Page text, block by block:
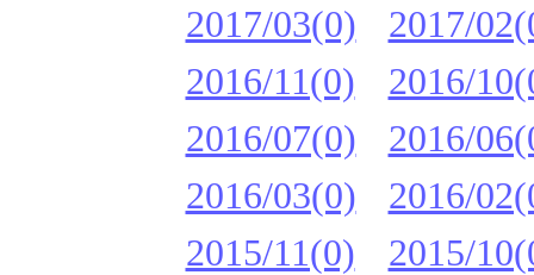
2017/03(0)
2017/
2016/11(0)
2016/
2016/07(0)
2016/
2016/03(0)
2016/
2015/11(0)
2015/